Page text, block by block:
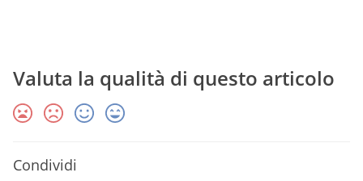
Valuta la qualità di questo articolo
Condividi